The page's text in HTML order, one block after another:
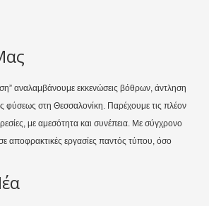
αναλαμβάνουμε εκκενώσεις βόθρων, άντληση
στη Θεσσαλονίκη. Παρέχουμε τις πλέον
με αμεσότητα και συνέπεια. Με σύγχρονο
αποφρακτικές εργασίες παντός τύπου, όσο